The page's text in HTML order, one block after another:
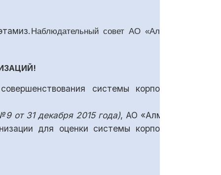
Наблюдательный совет АО «Алмалыкский
системы корпоративного
от 31 декабря 2015 года), АО «Алмалыкский
для оценки системы корпоративного